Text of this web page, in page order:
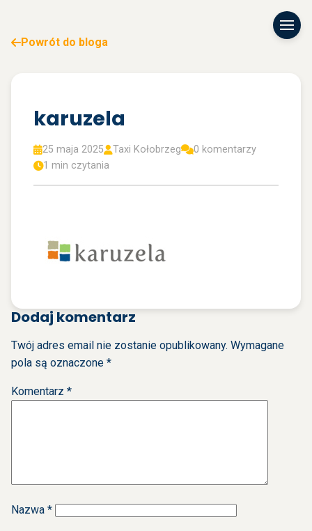
Powrót do bloga
karuzela
25 maja 2025 Taxi Kołobrzeg
0 komentarzy
1 min czytania
Dodaj komentarz
Twój adres email nie zostanie opublikowany. Wymagane
pola są oznaczone *
Komentarz *
Nazwa *